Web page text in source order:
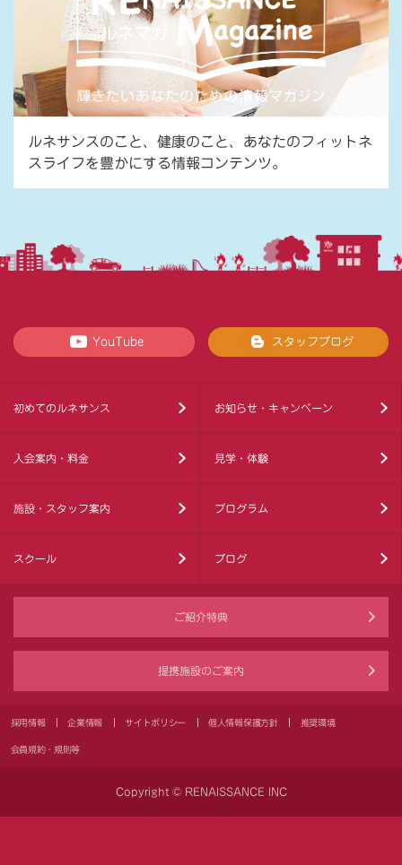
ルネサンスのこと、健康のこと、あなたのフィットネ
スライフを豊かにする情報コンテンツ。
YouTube スタッフブログ
初めてのルネサンス お知らせ・キャンペーン
入会案内・料金 見学・体験
施設・スタッフ案内 プログラム
スクール ブログ
ご紹介特典
提携施設のご案内
採用情報 企業情報 サイトポリシー 個人情報保護方針 推奨環境
会員規約・規則等
Copyright © RENAISSANCE INC